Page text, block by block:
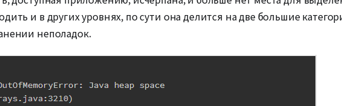
и в других уровнях, по сути она делится на две большие
неполадок.